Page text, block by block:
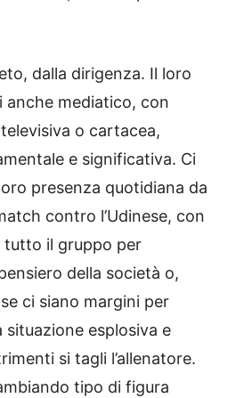
dalla dirigenza. Il loro
anche mediatico, con
o cartacea,
e significativa. Ci
presenza quotidiana da
contro l’Udinese, con
tutto il gruppo per
della società o,
ci siano margini per
esplosiva e
si tagli l’allenatore.
tipo di figura